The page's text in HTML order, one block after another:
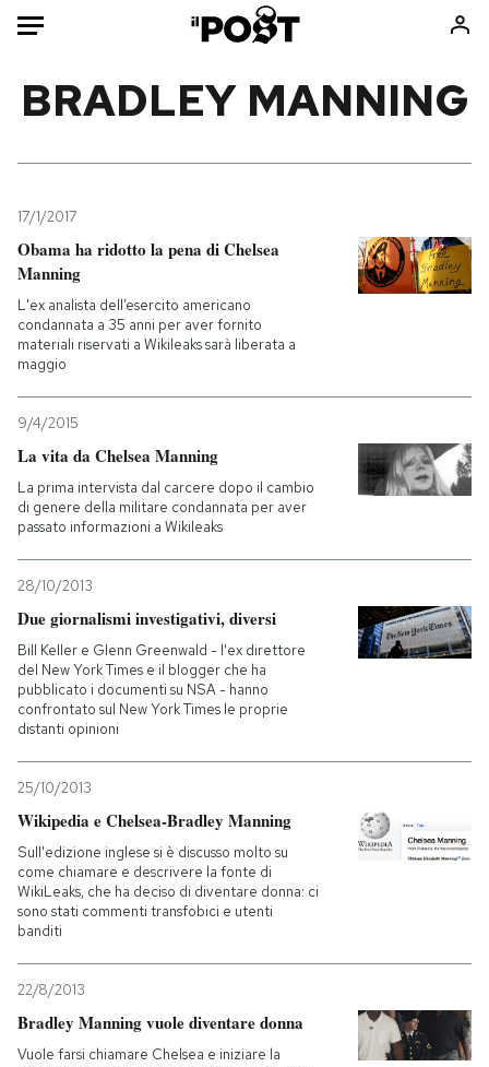
Mondo
Politica
Tecnologia
Internet
Scienza
Economia
Consumismi
Media
Altrecose
PODCAST
I MIEI PREFERITI
CALENDARIO
AREA PERSONALE
BRADLEY MANNING
17/1/2017
Obama ha ridotto la pena di Chelsea
Manning
L'ex analista dell’esercito americano
condannata a 35 anni per aver fornito
materiali riservati a Wikileaks sarà liberata a
maggio
9/4/2015
La vita da Chelsea Manning
La prima intervista dal carcere dopo il cambio
di genere della militare condannata per aver
passato informazioni a Wikileaks
28/10/2013
Due giornalismi investigativi, diversi
Bill Keller e Glenn Greenwald - l'ex direttore
del New York Times e il blogger che ha
pubblicato i documenti su NSA - hanno
confrontato sul New York Times le proprie
distanti opinioni
25/10/2013
Wikipedia e Chelsea-Bradley Manning
Sull'edizione inglese si è discusso molto su
come chiamare e descrivere la fonte di
WikiLeaks, che ha deciso di diventare donna: ci
sono stati commenti transfobici e utenti
banditi
22/8/2013
Bradley Manning vuole diventare donna
Vuole farsi chiamare Chelsea e iniziare la